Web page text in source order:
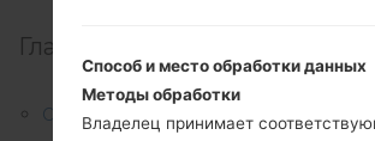
Главные новости:
Описание регионов прошивок
Способ и место обработки данных
Методы обработки
Владелец принимает